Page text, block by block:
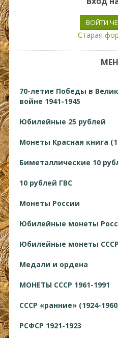
ВОЙТИ
Старая
70-летие Победы в
войне 1941-1945
Юбилейные 25 рублей
Монеты Красная книга
Биметаллические 10
10 рублей ГВС
Монеты России
Юбилейные монеты
Юбилейные монеты СССР
Медали и ордена
МОНЕТЫ СССР 1961-1991
СССР «ранние» (1924-
РСФСР 1921-1923